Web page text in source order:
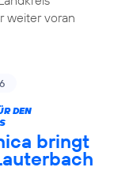
weiter voran
DEN
bringt